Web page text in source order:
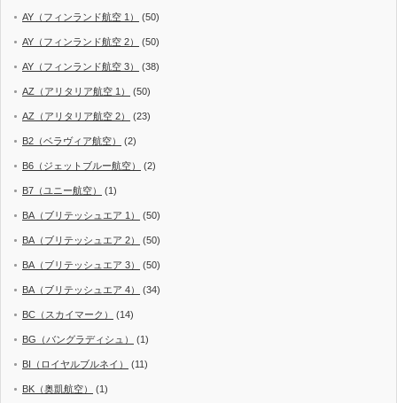
AY（フィンランド航空 1） (50)
AY（フィンランド航空 2） (50)
AY（フィンランド航空 3） (38)
AZ（アリタリア航空 1） (50)
AZ（アリタリア航空 2） (23)
B2（ベラヴィア航空） (2)
B6（ジェットブルー航空） (2)
B7（ユニー航空） (1)
BA（ブリテッシュエア 1） (50)
BA（ブリテッシュエア 2） (50)
BA（ブリテッシュエア 3） (50)
BA（ブリテッシュエア 4） (34)
BC（スカイマーク） (14)
BG（バングラディシュ） (1)
BI（ロイヤルブルネイ） (11)
BK（奥凱航空） (1)